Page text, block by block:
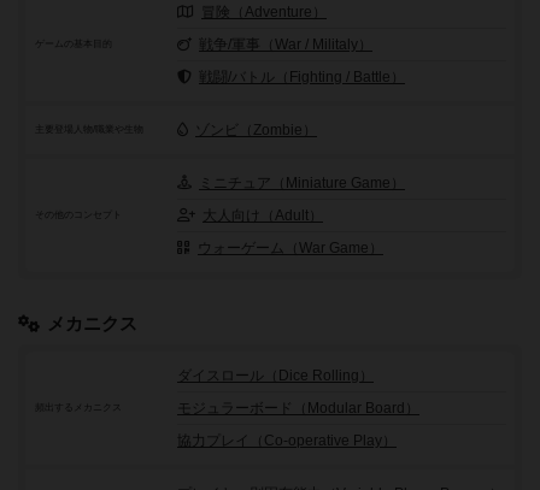
ゲームの基本目的
冒険（Adventure）
戦争/軍事（War / Militaly）
戦闘/バトル（Fighting / Battle）
ゾンビ（Zombie）
その他のコンセプト
ミニチュア（Miniature Game）
大人向け（Adult）
ウォーゲーム（War Game）
メカニクス
頻出するメカニクス
ダイスロール（Dice Rolling）
モジュラーボード（Modular Board）
協力プレイ（Co-operative Play）